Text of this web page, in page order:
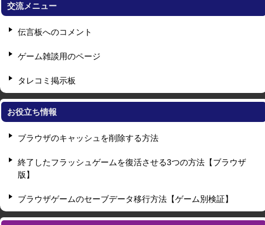
交流メニュー
伝言板へのコメント
ゲーム雑談用のページ
タレコミ掲示板
お役立ち情報
ブラウザのキャッシュを削除する方法
終了したフラッシュゲームを復活させる3つの方法【ブラウザ
版】
ブラウザゲームのセーブデータ移行方法【ゲーム別検証】